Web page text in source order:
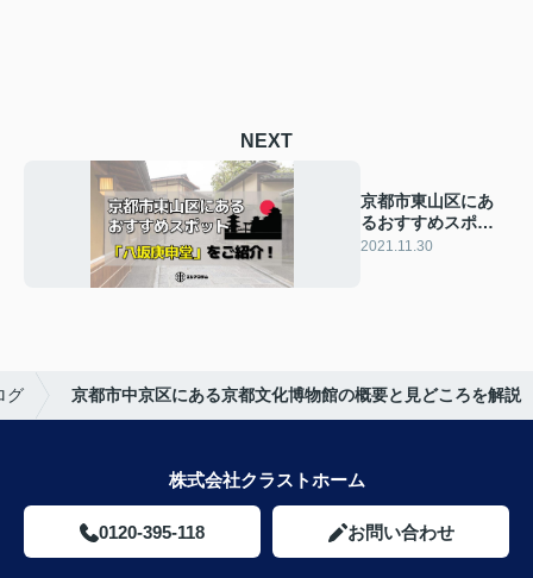
NEXT
京都市東山区にあ
るおすすめスポッ
ト「八坂庚申堂」
2021.11.30
グ 京都市中京区にある京都文化博物館の概要と見どころを解説
株式会社クラストホーム
0120-395-118 お問い合わせ